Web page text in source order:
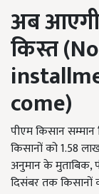
अब
किस्त (
come)
पीएम किसान सम्मान
किसानों को 1.58
अनुमान के मुताबिक,
दिसंबर तक किसानों